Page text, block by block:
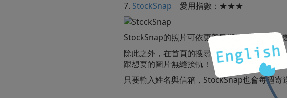
7. StockSnap 愛用指數：★★★
StockSnap的照片可依更新日期、趨勢、瀏覽
除此之外，在首頁的搜尋bar底下，
跟想要的圖片無縫接軌！
只要輸入姓名與信箱，StockSnap也會每週寄